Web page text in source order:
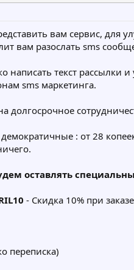
вам сервис,
вам разослать sms
написать текст рассылки
sms маркетинга.
долгосрочное
: от 28
оставлять
- Скидка 10% при
переписка)